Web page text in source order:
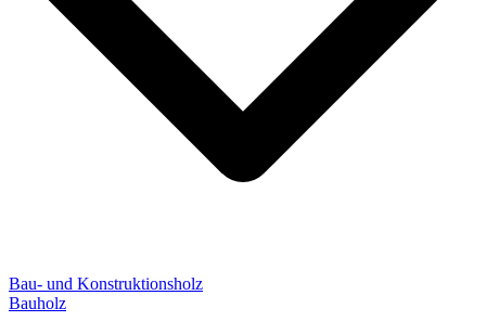
Bau- und Konstruktionsholz
Bauholz